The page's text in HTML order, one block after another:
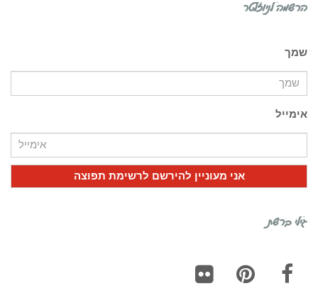
הרשמה לניוזלטר
שמך
אימייל
גילי ברשת